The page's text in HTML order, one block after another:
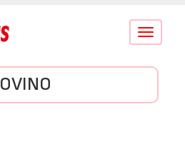
Conmutar
OVINO